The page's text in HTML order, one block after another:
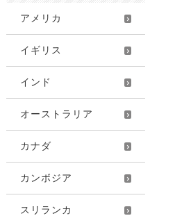
アメリカ
イギリス
インド
オーストラリア
カナダ
カンボジア
スリランカ